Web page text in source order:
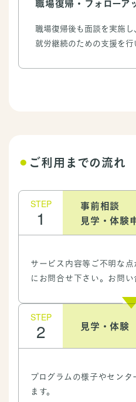
職場復帰・フォローア
職場復帰後も面談を実施
就労継続のための支援を行
⚫︎ ご利用までの流れ
STEP
1
事前相談
見学・体験
サービス内容等ご不明な
にお問合せ下さい。 お問い
STEP
2 見学・体験
プログラムの様子やセンタ
ます。